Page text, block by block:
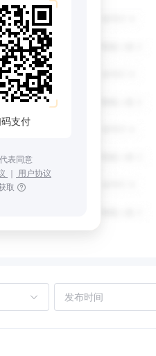
支付
表同意
｜ 用户协议
取